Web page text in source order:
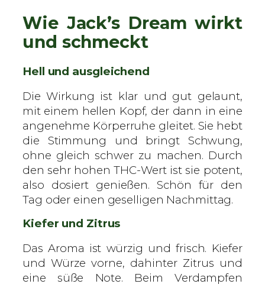
e
n
e
Wie Jack’s Dream wirkt
und schmeckt
Hell und ausgleichend
Die Wirkung ist klar und gut gelaunt,
mit einem hellen Kopf, der dann in eine
angenehme Körperruhe gleitet. Sie hebt
die Stimmung und bringt Schwung,
ohne gleich schwer zu machen. Durch
den sehr hohen THC-Wert ist sie potent,
also dosiert genießen. Schön für den
Tag oder einen geselligen Nachmittag.
Kiefer und Zitrus
Das Aroma ist würzig und frisch. Kiefer
und Würze vorne, dahinter Zitrus und
eine süße Note. Beim Verdampfen